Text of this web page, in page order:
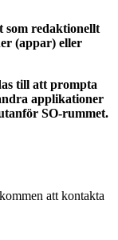
som redaktionellt
(appar) eller
till att prompta
applikationer
SO-rummet.
att kontakta